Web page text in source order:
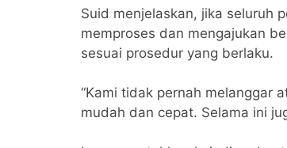
Suid menjelaskan, jika seluruh
memproses dan mengajukan
sesuai prosedur yang berlaku.
“Kami tidak pernah melanggar
mudah dan cepat. Selama ini